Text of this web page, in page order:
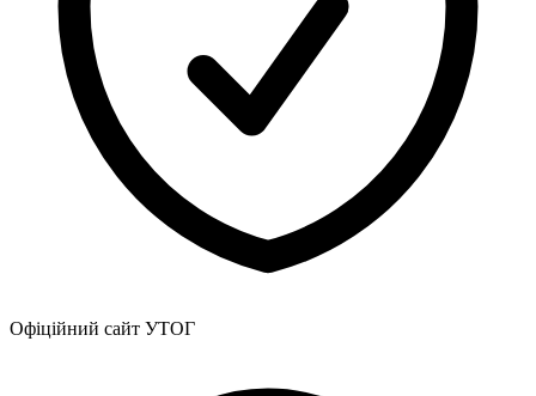
Чернігівська область
Особи відповідальні за контактування з
питань укладення договорів
Вивчаємо жестову мову
Дитяча сторінка
Новини про жестову мову
Ресурс для вивчення жестових мов різних країн
ЦУЖМ
Проєкт "Жестова мова для поліцейських"
Про шахрайські схеми
Медична термінологія жестовою мовою
Офіційний сайт УТОГ